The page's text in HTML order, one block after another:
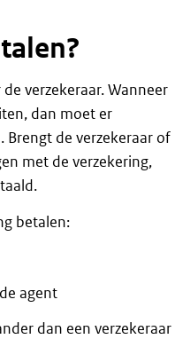
verzekeraar. Wanneer
dan moet er
Brengt de verzekeraar of
met de verzekering,
betalen:
agent
dan een verzekeraar